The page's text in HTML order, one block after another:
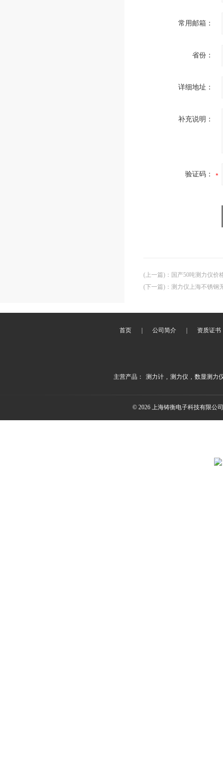
常用邮箱：
省份：
详细地址：
补充说明：
验证码：
(上一篇) ： 国产50吨测力仪价
(下一篇) ： 测力仪上海不锈钢
首页 公司简介 资质证书
主营产品： 测力计 , 测力仪 , 数显测力
© 2026 上海铸衡电子科技有限公